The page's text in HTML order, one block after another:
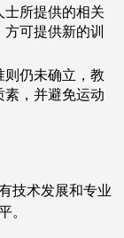
所提供的相关
可提供新的训
仍未确立，教
，并避免运动
技术发展和专业
。